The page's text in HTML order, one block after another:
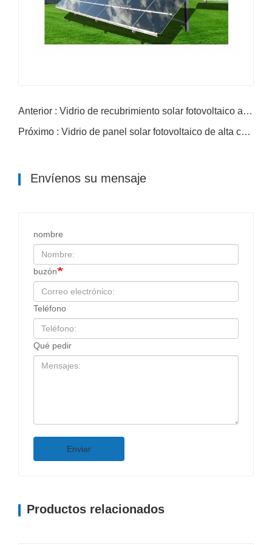
Anterior : Vidrio de recubrimiento solar fotovoltaico antirreflejo
Próximo : Vidrio de panel solar fotovoltaico de alta calidad para módulos fotovoltaicos y proyectos de energía verde
Envíenos su mensaje
nombre
buzón
Teléfono
Qué pedir
Enviar
Productos relacionados